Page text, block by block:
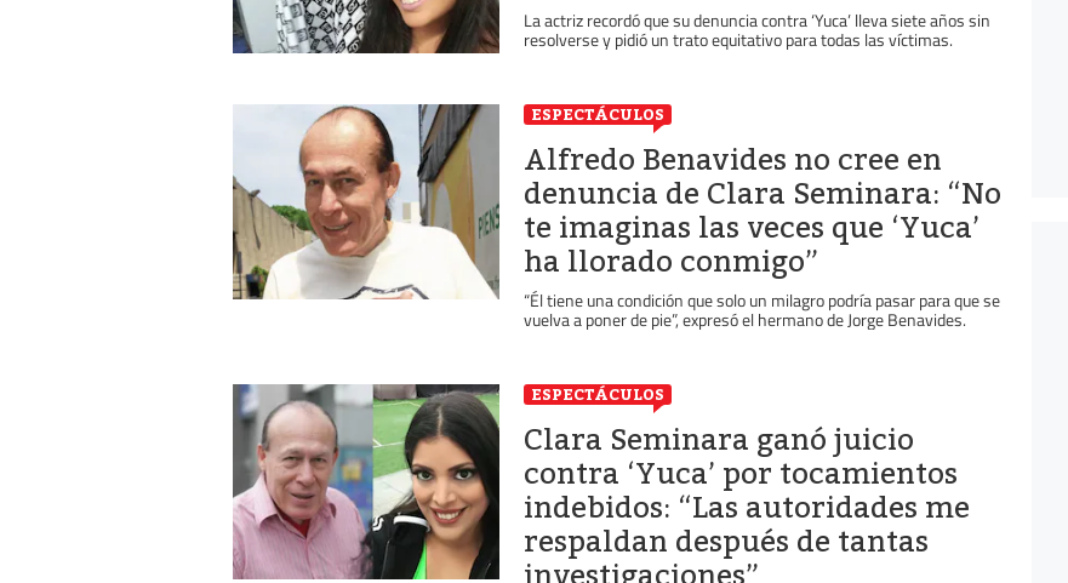
La actriz recordó que su denuncia contra ‘Yuca’ lleva siete años sin
resolverse y pidió un trato equitativo para todas las víctimas.
ESPECTÁCULOS
Alfredo Benavides no cree en
denuncia de Clara Seminara: “No
te imaginas las veces que ‘Yuca’
ha llorado conmigo”
“Él tiene una condición que solo un milagro podría pasar para que se
vuelva a poner de pie”, expresó el hermano de Jorge Benavides.
ESPECTÁCULOS
Clara Seminara ganó juicio
contra ‘Yuca’ por tocamientos
indebidos: “Las autoridades me
respaldan después de tantas
investigaciones”